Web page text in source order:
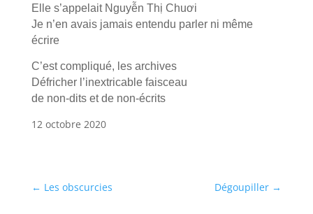
Elle s’appelait Nguyễn Thị Chuơi
Je n’en avais jamais entendu parler ni même
écrire
C’est compliqué, les archives
Défricher l’inextricable faisceau
de non-dits et de non-écrits
12 octobre 2020
← Les obscurcies Dégoupiller →